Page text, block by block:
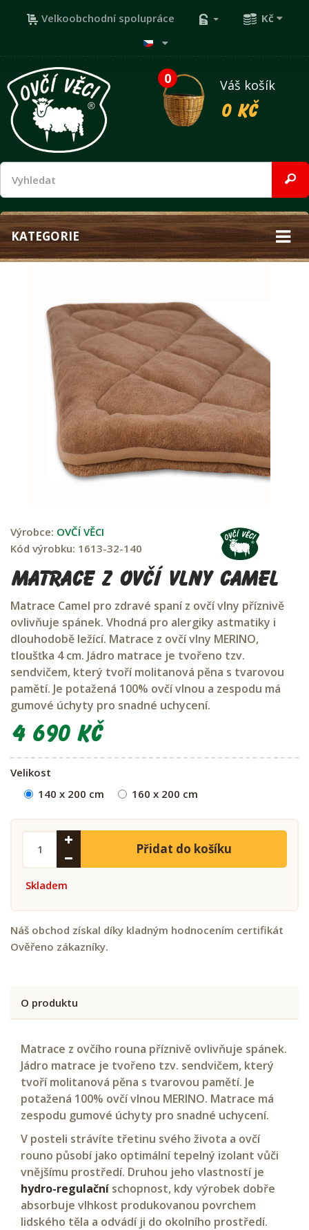
Velkoobchodní spolupráce Kč
0
Váš košík
0 Kč
KATEGORIE
Výrobce: OVČÍ VĚCI
Kód výrobku: 1613-32-140
Matrace z ovčí vlny Camel
Matrace Camel pro zdravé spaní z ovčí vlny příznivě
ovlivňuje spánek. Vhodná pro alergiky astmatiky i
dlouhodobě ležící. Matrace z ovčí vlny MERINO,
tloušťka 4 cm. Jádro matrace je tvořeno tzv.
sendvičem, který tvoří molitanová pěna s tvarovou
pamětí. Je potažená 100% ovčí vlnou a zespodu má
gumové úchyty pro snadné uchycení.
4 690 Kč
Velikost
140 x 200 cm
160 x 200 cm
Přidat do košíku
Skladem
Náš obchod získal díky kladným hodnocením certifikát
Ověřeno zákazníky.
O produktu
Matrace z ovčího rouna příznivě ovlivňuje spánek.
Jádro matrace je tvořeno tzv. sendvičem, který
tvoří molitanová pěna s tvarovou pamětí. Je
potažená 100% ovčí vlnou MERINO. Matrace má
zespodu gumové úchyty pro snadné uchycení.
V posteli strávíte třetinu svého života a ovčí
rouno působí jako optimální tepelný izolant vůči
vnějšímu prostředí. Druhou jeho vlastností je
hydro-regulační schopnost, kdy výrobek dobře
absorbuje vlhkost produkovanou povrchem
lidského těla a odvádí ji do okolního prostředí.